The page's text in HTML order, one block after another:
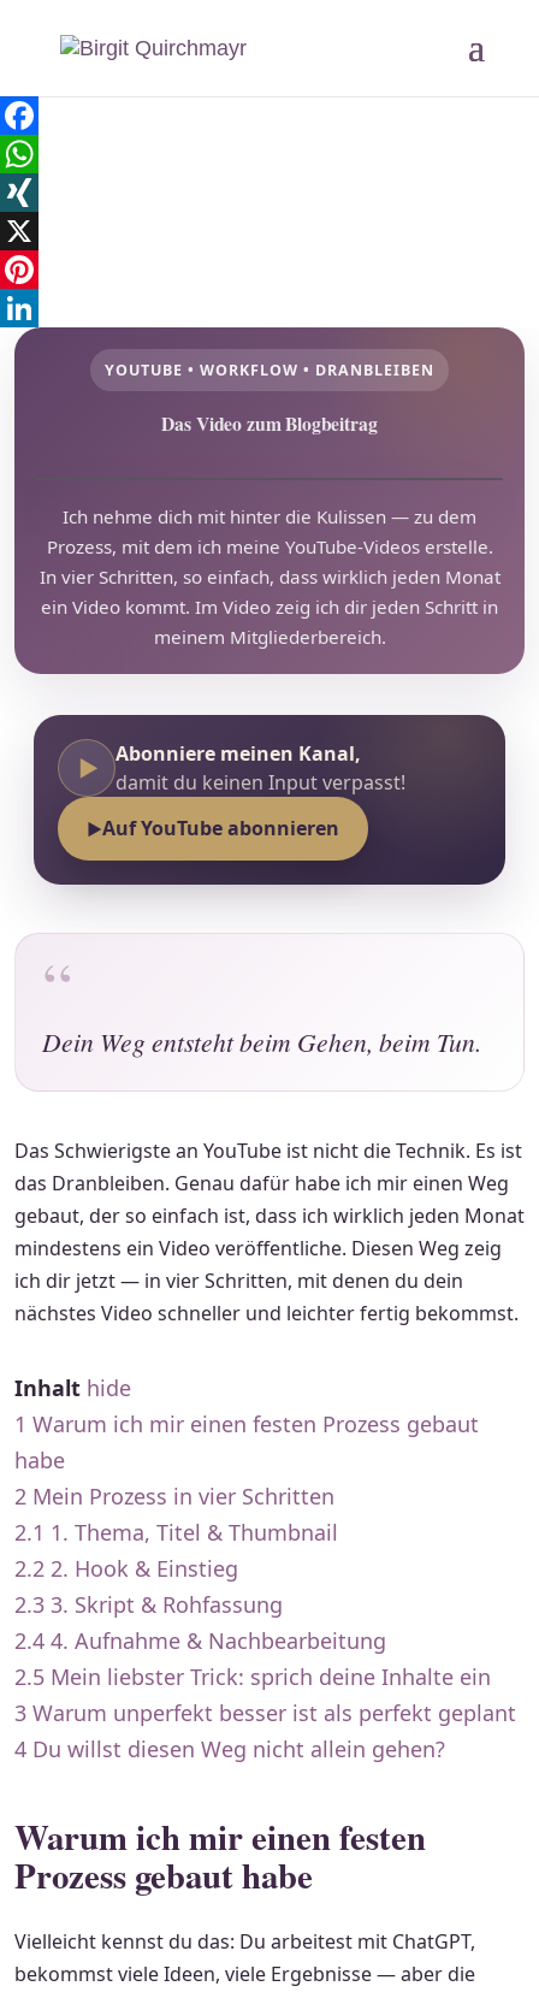
Facebook
WhatsApp
XING
X
Pinterest
LinkedIn
YOUTUBE • WORKFLOW • DRANBLEIBEN
Das Video zum Blogbeitrag
▶
Ich nehme dich mit hinter die Kulissen — zu dem
Prozess, mit dem ich meine YouTube-Videos erstelle.
In vier Schritten, so einfach, dass wirklich jeden Monat
ein Video kommt. Im Video zeig ich dir jeden Schritt in
meinem Mitgliederbereich.
▶
Abonniere meinen Kanal,
damit du keinen Input verpasst!
▶Auf YouTube abonnieren
“
Dein Weg entsteht beim Gehen, beim Tun.
Das Schwierigste an YouTube ist nicht die Technik. Es ist
das Dranbleiben. Genau dafür habe ich mir einen Weg
gebaut, der so einfach ist, dass ich wirklich jeden Monat
mindestens ein Video veröffentliche. Diesen Weg zeig
ich dir jetzt — in vier Schritten, mit denen du dein
nächstes Video schneller und leichter fertig bekommst.
Inhalt hide
1 Warum ich mir einen festen Prozess gebaut
habe
2 Mein Prozess in vier Schritten
2.1 1. Thema, Titel & Thumbnail
2.2 2. Hook & Einstieg
2.3 3. Skript & Rohfassung
2.4 4. Aufnahme & Nachbearbeitung
2.5 Mein liebster Trick: sprich deine Inhalte ein
3 Warum unperfekt besser ist als perfekt geplant
4 Du willst diesen Weg nicht allein gehen?
Warum ich mir einen festen
Prozess gebaut habe
Vielleicht kennst du das: Du arbeitest mit ChatGPT,
bekommst viele Ideen, viele Ergebnisse — aber die